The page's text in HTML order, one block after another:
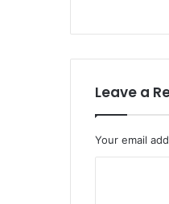
Leave a
Your email